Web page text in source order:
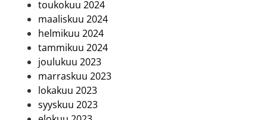
toukokuu 2024
maaliskuu 2024
helmikuu 2024
tammikuu 2024
joulukuu 2023
marraskuu 2023
lokakuu 2023
syyskuu 2023